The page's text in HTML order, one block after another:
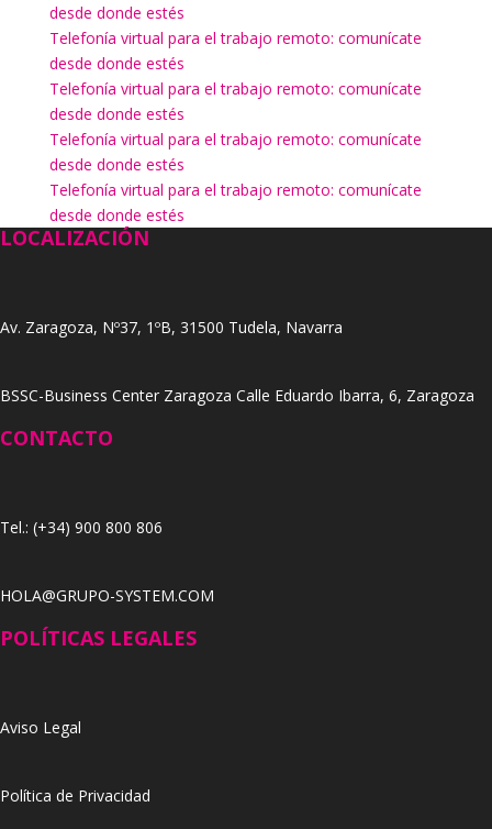
desde donde estés
Telefonía virtual para el trabajo remoto: comunícate
desde donde estés
Telefonía virtual para el trabajo remoto: comunícate
desde donde estés
Telefonía virtual para el trabajo remoto: comunícate
desde donde estés
Telefonía virtual para el trabajo remoto: comunícate
desde donde estés
LOCALIZACIÓN
Av. Zaragoza, Nº37, 1ºB, 31500 Tudela, Navarra
BSSC-Business Center Zaragoza Calle Eduardo Ibarra, 6, Zaragoza
CONTACTO
Tel.: (+34) 900 800 806
HOLA@GRUPO-SYSTEM.COM
POLÍTICAS LEGALES
Aviso Legal
Política de Privacidad